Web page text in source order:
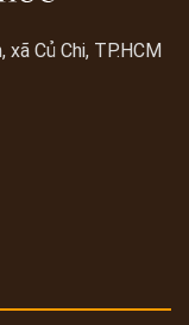
Củ Chi, TP.HCM